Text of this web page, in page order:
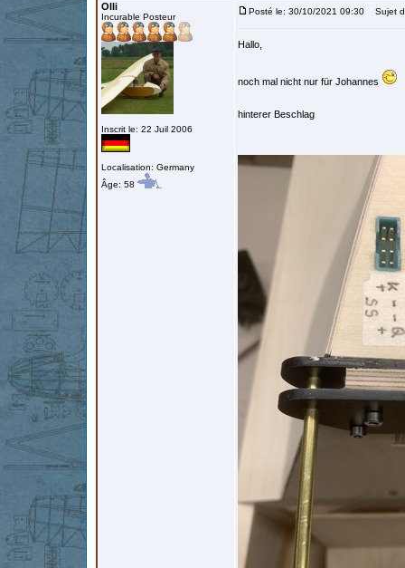
Olli
Incurable Posteur
Inscrit le: 22 Juil 2006
Localisation: Germany
Âge: 58
Posté le: 30/10/2021 09:30 Sujet
Hallo,
noch mal nicht nur für Johannes
hinterer Beschlag